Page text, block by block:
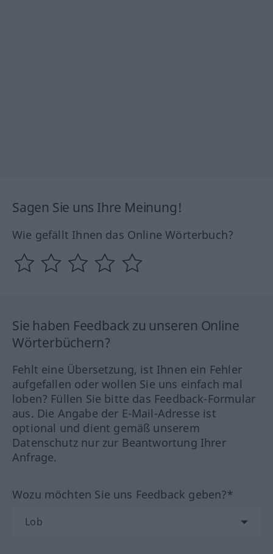
Sagen Sie uns Ihre Meinung!
Wie gefällt Ihnen das Online Wörterbuch?
Sie haben Feedback zu unseren Online
Wörterbüchern?
Fehlt eine Übersetzung, ist Ihnen ein Fehler
aufgefallen oder wollen Sie uns einfach mal
loben? Füllen Sie bitte das Feedback-Formular
aus. Die Angabe der E-Mail-Adresse ist
optional und dient gemäß unserem
Datenschutz nur zur Beantwortung Ihrer
Anfrage.
Wozu möchten Sie uns Feedback geben?*